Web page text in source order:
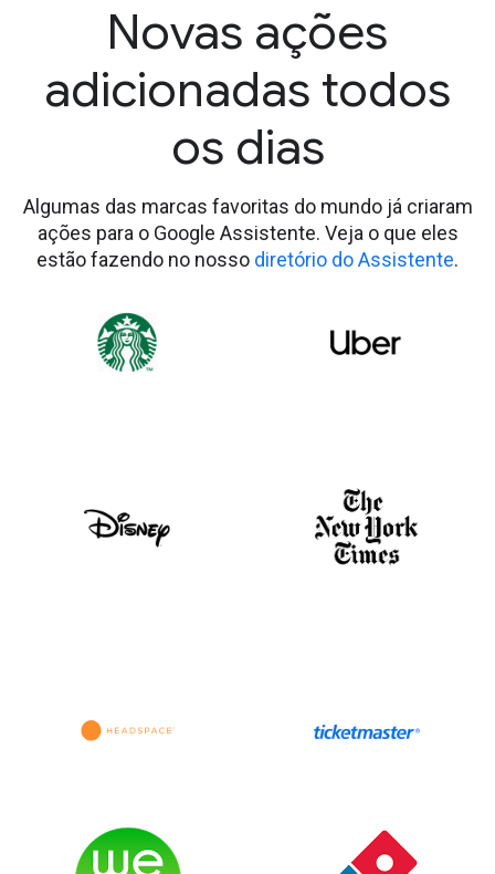
Novas ações
adicionadas todos
os dias
Algumas das marcas favoritas do mundo já criaram
ações para o Google Assistente. Veja o que eles
estão fazendo no nosso diretório do Assistente.